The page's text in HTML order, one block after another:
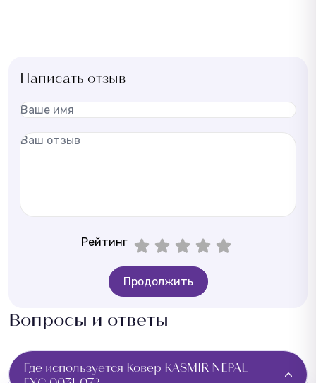
Написать отзыв
Рейтинг
Продолжить
Вопросы и ответы
Где используется Ковер KASMIR NEPAL